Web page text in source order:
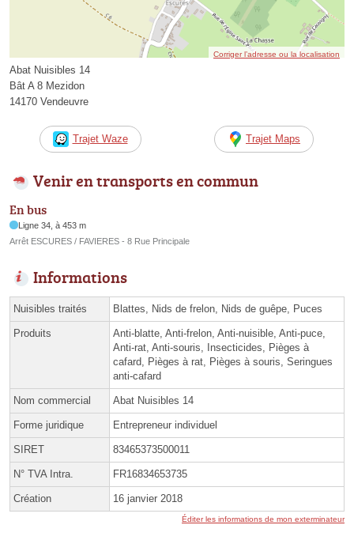
Corriger l’adresse ou la localisation
Abat Nuisibles 14
Bât A 8 Mezidon
14170 Vendeuvre
Trajet Waze Trajet Maps
Venir en transports en commun
En bus
Ligne 34, à 453 m
Arrêt ESCURES / FAVIERES - 8 Rue Principale
Informations
Nuisibles traités Blattes, Nids de frelon, Nids de guêpe, Puces
Produits
Anti-blatte, Anti-frelon, Anti-nuisible, Anti-puce,
Anti-rat, Anti-souris, Insecticides, Pièges à
cafard, Pièges à rat, Pièges à souris, Seringues
anti-cafard
Nom commercial Abat Nuisibles 14
Forme juridique Entrepreneur individuel
SIRET 83465373500011
N° TVA Intra. FR16834653735
Création 16 janvier 2018
Éditer les informations de mon exterminateur